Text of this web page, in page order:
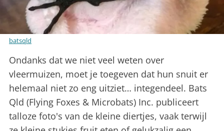
batsqld
Ondanks dat we niet veel weten over
vleermuizen, moet je toegeven dat hun snuit er
helemaal niet zo eng uitziet… integendeel. Bats
Qld (Flying Foxes & Microbats) Inc. publiceert
talloze foto's van de kleine diertjes, vaak terwijl